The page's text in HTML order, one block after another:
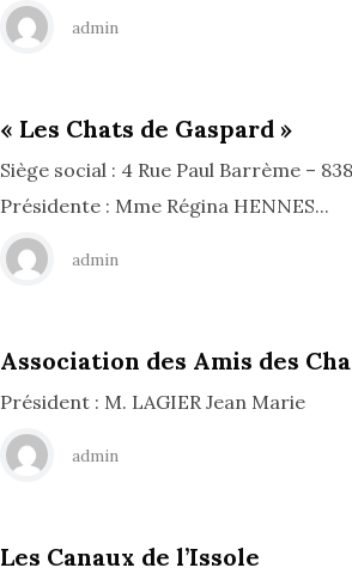
admin
« Les Chats de Gaspard »
Siège social : 4 Rue Paul Barrème –
Présidente : Mme Régina HENNES...
admin
Association des Amis des
Président : M. LAGIER Jean Marie
admin
Les Canaux de l’Issole